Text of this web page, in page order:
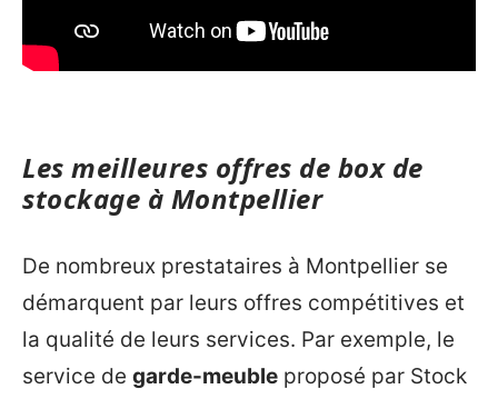
Les meilleures offres de box de
stockage à Montpellier
De nombreux prestataires à Montpellier se
démarquent par leurs offres compétitives et
la qualité de leurs services. Par exemple, le
service de garde-meuble proposé par Stock